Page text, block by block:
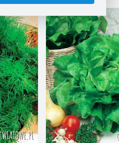
zanonimizowanej. Wyrażenie
informacje i aktualności na
na podstawie analizy
witryny internetowej. Treści
lub firm będących naszymi
charakterze pośredników
mediów społecznościowych.